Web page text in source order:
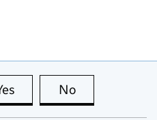
this page is useful
No